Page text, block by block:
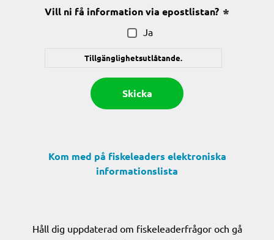
Vill ni få information via epostlistan?
Ja
Tillgänglighetsutlåtande.
Kom med på fiskeleaders elektroniska
informationslista
Håll dig uppdaterad om fiskeleaderfrågor och gå